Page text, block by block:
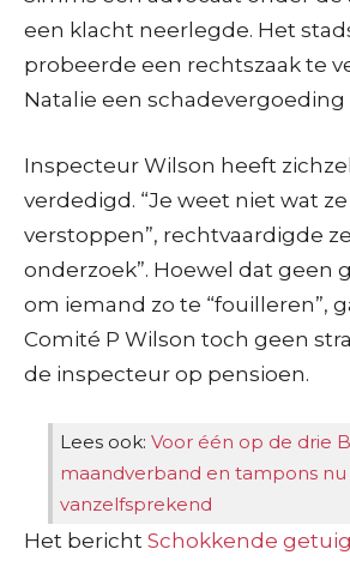
een klacht neerlegde. Het
probeerde een rechtszaak te
Natalie een schadevergoeding
Inspecteur Wilson heeft
verdedigd. “Je weet niet wat
verstoppen”, rechtvaardigde
onderzoek”. Hoewel dat geen
om iemand zo te “fouilleren”,
Comité P Wilson toch geen
de inspecteur op pensioen.
Lees ook: Voor één op de drie
maandverband en tampons
vanzelfsprekend
Het bericht Schokkende